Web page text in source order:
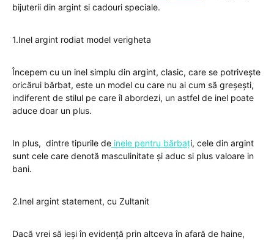
bijuterii din argint si cadouri speciale.
1.Inel argint rodiat model verigheta
Începem cu un inel simplu din argint, clasic, care se potrivește
oricărui bărbat, este un model cu care nu ai cum să greșești,
indiferent de stilul pe care îl abordezi, un astfel de inel poate
aduce doar un plus.
In plus, dintre tipurile de inele pentru bărbați, cele din argint
sunt cele care denotă masculinitate și aduc si plus valoare in
bani.
2.Inel argint statement, cu Zultanit
Dacă vrei să ieși în evidență prin altceva în afară de haine,